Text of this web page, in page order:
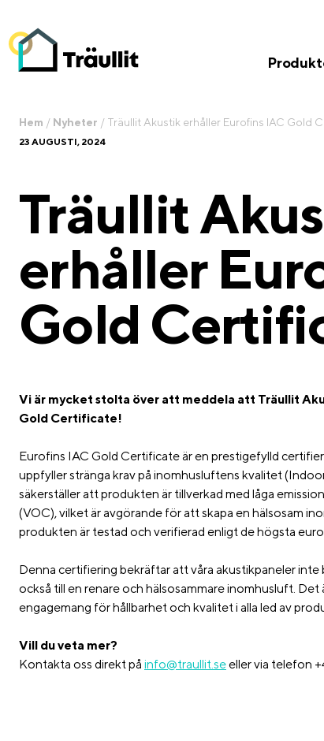
Hem / Nyheter / Träullit Akustik erhåller Eurofins IAC Gold
23 AUGUSTI, 2024
Träullit
erhåller
Gold
Vi är mycket stolta över att meddela att Träullit
Gold Certificate!
Eurofins IAC Gold Certificate är en prestigefylld
uppfyller stränga krav på inomhusluftens kvalitet
säkerställer att produkten är tillverkad med låga
(VOC), vilket är avgörande för att skapa en hälsosam
produkten är testad och verifierad enligt de högsta
Denna certifiering bekräftar att våra akustikpaneler inte
också till en renare och hälsosammare inomhusluft.
engagemang för hållbarhet och kvalitet i alla led av
Vill du veta mer?
Kontakta oss direkt på info@traullit.seeller via telefon